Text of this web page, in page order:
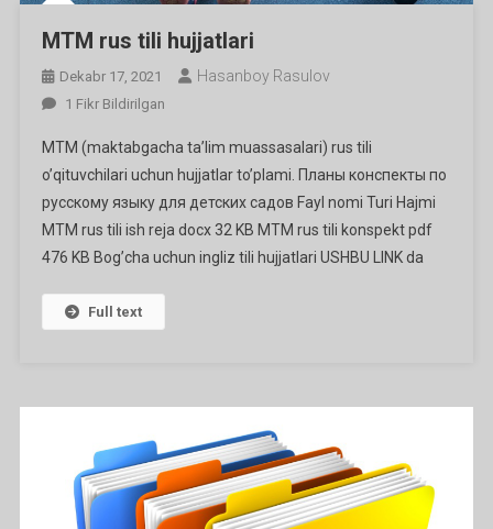
MTM rus tili hujjatlari
Dekabr 17, 2021 Hasanboy Rasulov
MTM
Tili
Hujjatlari
Ga
1 Fikr Bildirilgan
MTM (maktabgacha ta’lim muassasalari) rus tili
o’qituvchilari uchun hujjatlar to’plami. Планы конспекты по
русскому языку для детских садов Fayl nomi Turi Hajmi
MTM rus tili ish reja docx 32 KB MTM rus tili konspekt pdf
476 KB Bog’cha uchun ingliz tili hujjatlari USHBU LINK da
Full text